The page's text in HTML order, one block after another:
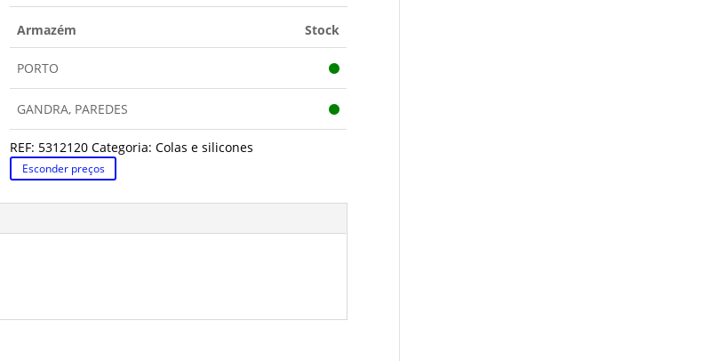
85gr.
Armazém Stock
PORTO
GANDRA, PAREDES
REF: 5312120 Categoria:Colas e silicones
Esconder preços